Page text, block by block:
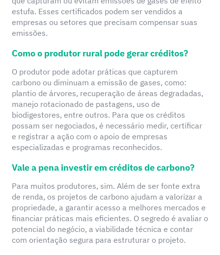
estufa. Esses certificados podem ser vendidos a
empresas ou setores que precisam compensar suas
emissões.
Como o produtor rural pode gerar créditos?
O produtor pode adotar práticas que capturem
carbono ou diminuam a emissão de gases, como:
plantio de árvores, recuperação de áreas degradadas,
manejo rotacionado de pastagens, uso de
biodigestores, entre outros. Para que os créditos
possam ser negociados, é necessário medir, certificar
e registrar a ação com o apoio de empresas
especializadas e programas reconhecidos.
Vale a pena investir em créditos de carbono?
Para muitos produtores, sim. Além de ser fonte extra
de renda, os projetos de carbono ajudam a valorizar a
propriedade, a garantir acesso a melhores mercados e
financiar práticas mais eficientes. O segredo é avaliar o
potencial do negócio, a viabilidade técnica e contar
com orientação segura para estruturar o projeto.